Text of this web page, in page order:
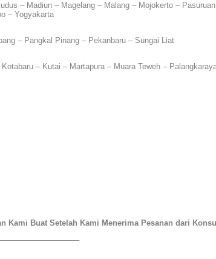
– Madiun – Magelang – Malang – Mojokerto –
– Yogyakarta
– Pangkal Pinang – Pekanbaru – Sungai Liat
– Kutai – Martapura – Muara Teweh –
Kami Buat Setelah Kami Menerima Pesanan dari